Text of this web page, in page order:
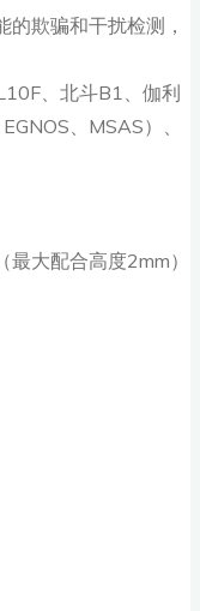
欺骗和干扰检测，
、北斗B1、伽利
、MSAS）、
大配合高度2mm）